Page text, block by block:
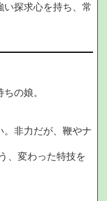
探求心を持ち、常
の娘。
非力だが、鞭やナ
、変わった特技を